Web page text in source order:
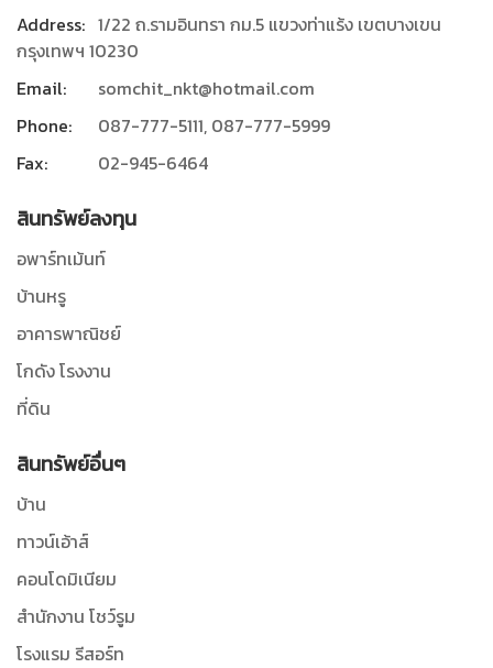
Address: 1/22 ถ.รามอินทรา กม.5 แขวงท่าแร้ง เขตบางเขน
กรุงเทพฯ 10230
Email:
somchit_nkt@hotmail.com
Phone:
087-777-5111, 087-777-5999
Fax:
02-945-6464
สินทรัพย์ลงทุน
อพาร์ทเม้นท์
บ้านหรู
อาคารพาณิชย์
โกดัง โรงงาน
ที่ดิน
สินทรัพย์อื่นๆ
บ้าน
ทาวน์เอ้าส์
คอนโดมิเนียม
สำนักงาน โชว์รูม
โรงแรม รีสอร์ท